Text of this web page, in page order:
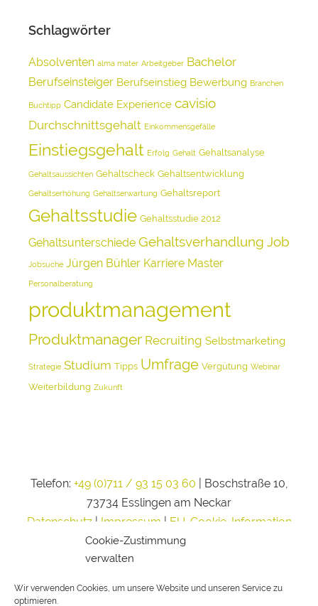
Cookie-Zustimmung
verwalten
Wir verwenden Cookies, um unsere Website und unseren Service zu
optimieren.
Schlagwörter
Absolventen alma mater Arbeitgeber Bachelor
Berufseinsteiger Berufseinstieg Bewerbung Branchen
Buchtipp Candidate Experience cavisio
Durchschnittsgehalt Einkommensgefälle
Einstiegsgehalt Erfolg Gehalt Gehaltsanalyse
Gehaltsaussichten Gehaltscheck Gehaltsentwicklung
Gehaltserhöhung Gehaltserwartung Gehaltsreport
Gehaltsstudie Gehaltsstudie 2012
Gehaltsunterschiede Gehaltsverhandlung Job
Jobsuche Jürgen Bühler Karriere Master
Personalberatung
produktmanagement
Produktmanager Recruiting Selbstmarketing
Strategie Studium Tipps Umfrage Vergütung Webinar
Weiterbildung Zukunft
Telefon: +49 (0)711 / 93 15 03 60 | Boschstraße 10,
73734 Esslingen am Neckar
Datenschutz| Impressum | EU-Cookie-Information